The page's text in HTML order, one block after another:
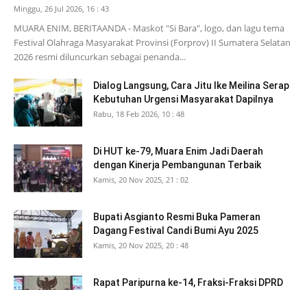
Minggu, 26 Jul 2026, 16 : 43
MUARA ENIM, BERITAANDA - Maskot "Si Bara", logo, dan lagu tema
Festival Olahraga Masyarakat Provinsi (Forprov) II Sumatera Selatan
2026 resmi diluncurkan sebagai penanda...
Dialog Langsung, Cara Jitu Ike Meilina Serap
Kebutuhan Urgensi Masyarakat Dapilnya
Rabu, 18 Feb 2026, 10 : 48
Di HUT ke-79, Muara Enim Jadi Daerah
dengan Kinerja Pembangunan Terbaik
Kamis, 20 Nov 2025, 21 : 02
Bupati Asgianto Resmi Buka Pameran
Dagang Festival Candi Bumi Ayu 2025
Kamis, 20 Nov 2025, 20 : 48
Rapat Paripurna ke-14, Fraksi-Fraksi DPRD